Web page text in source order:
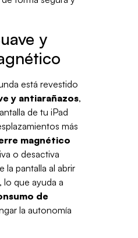
y
está revestido
y antiarañazos,
de tu iPad
más
magnético
o desactiva
la pantalla al abrir
lo que ayuda a
de
la autonomía